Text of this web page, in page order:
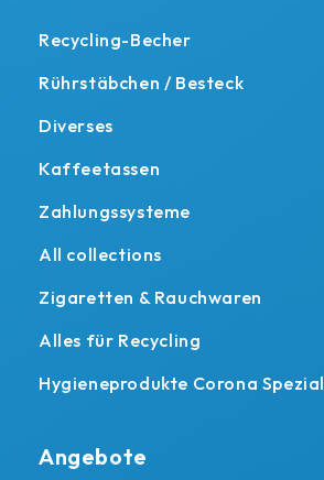
Recycling-Becher
Rührstäbchen / Besteck
Diverses
Kaffeetassen
Zahlungssysteme
All collections
Zigaretten & Rauchwaren
Alles für Recycling
Hygieneprodukte Corona Spezial
Angebote